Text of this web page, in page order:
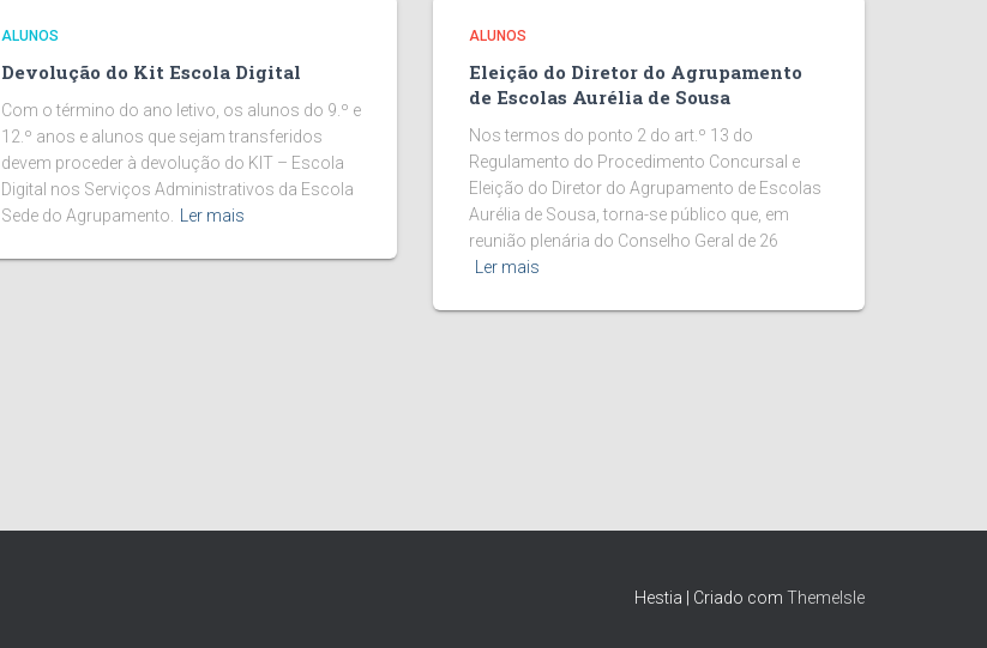
ALUNOS
Devolução do Kit Escola Digital
Com o término do ano letivo, os alunos do 9.º e
12.º anos e alunos que sejam transferidos
devem proceder à devolução do KIT – Escola
Digital nos Serviços Administrativos da Escola
Sede do Agrupamento.
Ler mais
ALUNOS
Eleição do Diretor do Agrupamento
de Escolas Aurélia de Sousa
Nos termos do ponto 2 do art.º 13 do
Regulamento do Procedimento Concursal e
Eleição do Diretor do Agrupamento de Escolas
Aurélia de Sousa, torna-se público que, em
reunião plenária do Conselho Geral de 26
Ler mais
Hestia | Criado com ThemeIsle